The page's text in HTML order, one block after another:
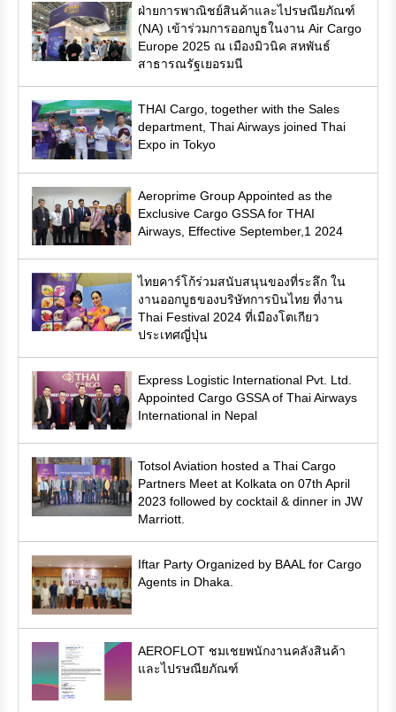
ฝ่ายการพาณิชย์สินค้าและไปรษณียภัณฑ์
(NA) เข้าร่วมการออกบูธในงาน Air Cargo
Europe 2025 ณ เมืองมิวนิค สหพันธ์
สาธารณรัฐเยอรมนี
THAI Cargo, together with the Sales
department, Thai Airways joined Thai
Expo in Tokyo
Aeroprime Group Appointed as the
Exclusive Cargo GSSA for THAI
Airways, Effective September,1 2024
ไทยคาร์โก้ร่วมสนับสนุนของที่ระลึก ใน
งานออกบูธของบริษัทการบินไทย ที่งาน
Thai Festival 2024 ที่เมืองโตเกียว
ประเทศญี่ปุ่น
Express Logistic International Pvt. Ltd.
Appointed Cargo GSSA of Thai Airways
International in Nepal
Totsol Aviation hosted a Thai Cargo
Partners Meet at Kolkata on 07th April
2023 followed by cocktail & dinner in JW
Marriott.
Iftar Party Organized by BAAL for Cargo
Agents in Dhaka.
AEROFLOT ชมเชยพนักงานคลังสินค้า
และไปรษณียภัณฑ์